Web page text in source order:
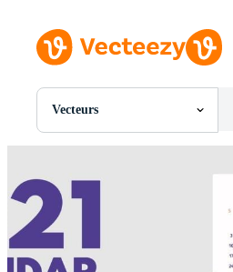
Vecteurs
Toutes Images
Vecteurs
Vidéos